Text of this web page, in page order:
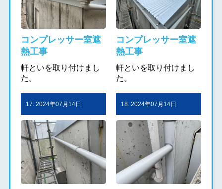
コンプレッサー室遮
熱工事
軒といを取り付けまし
た。
コンプレッサー室遮
熱工事
軒といを取り付けまし
た。
17. 2024年07月14日 18. 2024年07月14日